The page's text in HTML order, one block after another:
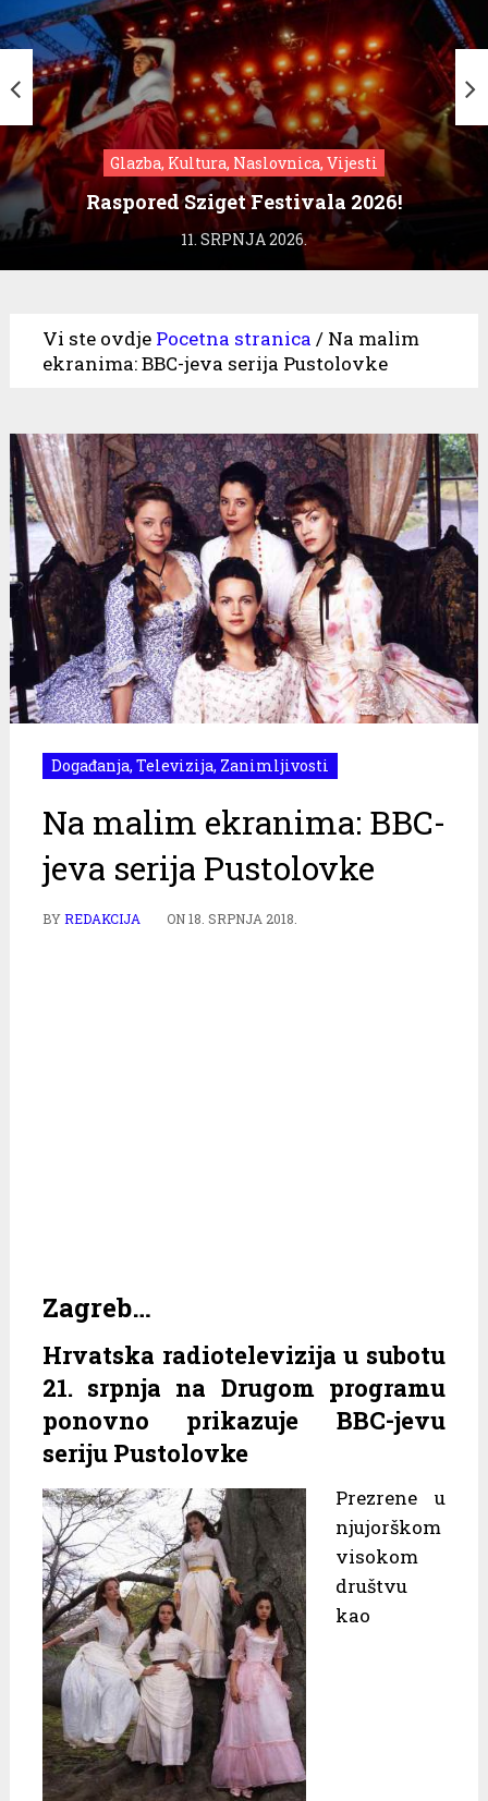
Glazba, Kultura, Naslovnica, Vijesti
Raspored Sziget Festivala 2026!
11. SRPNJA 2026.
Vi ste ovdje Pocetna stranica / Na malim
ekranima: BBC-jeva serija Pustolovke
Događanja, Televizija, Zanimljivosti
Na malim ekranima: BBC-
jeva serija Pustolovke
BYREDAKCIJA ON18. SRPNJA 2018.
Zagreb…
Hrvatska radiotelevizija u subotu
21. srpnja na Drugom programu
ponovno prikazuje BBC-jevu
seriju Pustolovke
Prezrene u
njujorškom
visokom
društvu
kao